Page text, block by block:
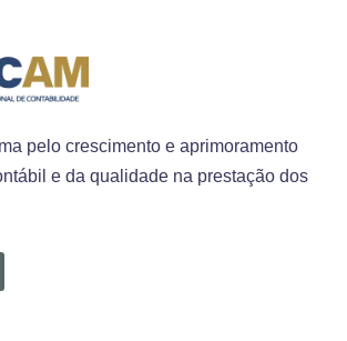
pelo crescimento e aprimoramento
e da qualidade na prestação dos